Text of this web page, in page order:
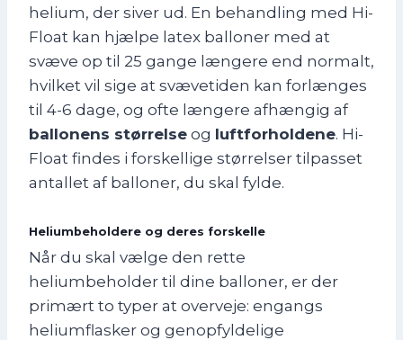
helium, der siver ud. En behandling med Hi-
Float kan hjælpe latex balloner med at
svæve op til 25 gange længere end normalt,
hvilket vil sige at svævetiden kan forlænges
til 4-6 dage, og ofte længere afhængig af
ballonens størrelse og luftforholdene. Hi-
Float findes i forskellige størrelser tilpasset
antallet af balloner, du skal fylde.
Heliumbeholdere og deres forskelle
Når du skal vælge den rette
heliumbeholder til dine balloner, er der
primært to typer at overveje: engangs
heliumflasker og genopfyldelige